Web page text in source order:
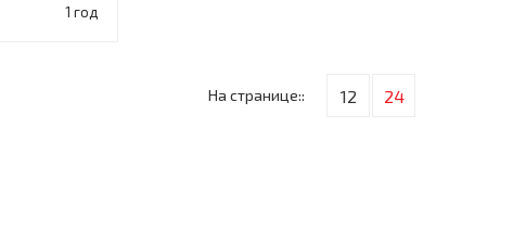
1 год
На странице:: 12 24